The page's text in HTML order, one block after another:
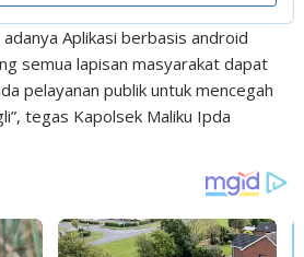
Aplikasi berbasis android
semua lapisan masyarakat dapat
pelayanan publik untuk mencegah
tegas Kapolsek Maliku Ipda